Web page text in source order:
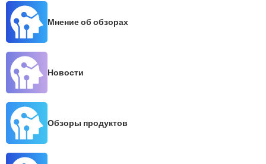
Мнение об обзорах
Новости
Обзоры продуктов